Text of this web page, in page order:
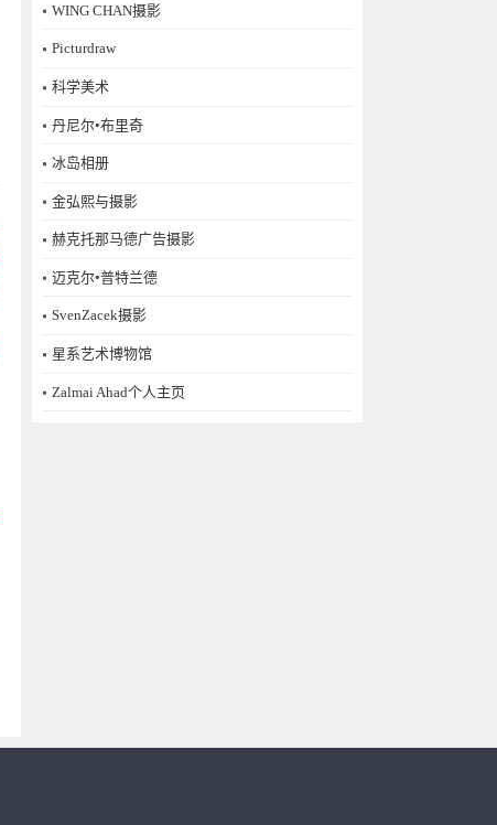
WING CHAN摄影
Picturdraw
科学美术
丹尼尔•布里奇
冰岛相册
金弘熙与摄影
赫克托那马德广告摄影
迈克尔•普特兰德
SvenZacek摄影
星系艺术博物馆
Zalmai Ahad个人主页